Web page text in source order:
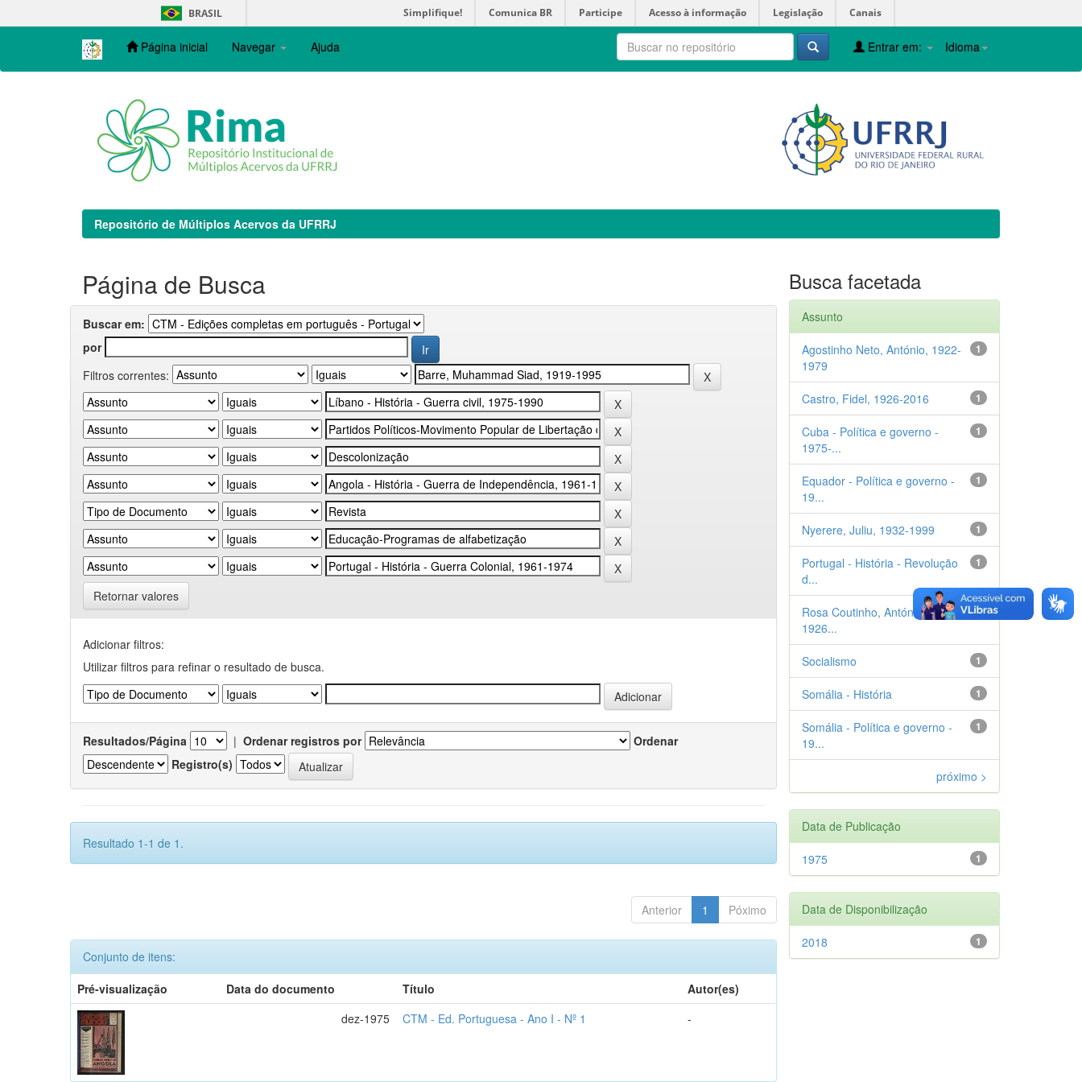
navigation
BRASIL Simplifique! Comunica BR Participe Acesso à informação Legislação Canais
Página inicial Navegar Ajuda Idioma
Entrar em:
Repositório de Múltiplos Acervos da UFRRJ
Página de Busca
Buscar em:
por
Filtros correntes:
Retornar valores
Adicionar filtros:
Utilizar filtros para refinar o resultado de busca.
Resultados/Página | Ordenar registros por
Ordenar
Registro(s)
Resultado 1-1 de 1.
Anterior 1 Póximo
Conjunto de itens:
Pré-visualização
Data do documento Título
Autor(es)
dez-1975
CTM - Ed. Portuguesa - Ano I - Nº 1 -
Busca facetada
Assunto
1
Agostinho Neto, António, 1922-
1979
1
Castro, Fidel, 1926-2016
1
Cuba - Política e governo -
1975-...
1
Equador - Política e governo -
19...
1
Nyerere, Juliu, 1932-1999
1
Portugal - História - Revolução
d...
1
Rosa Coutinho, António Alva,
1926...
1
Socialismo
1
Somália - História
1
Somália - Política e governo -
19...
próximo >
Data de Publicação
1
1975
Data de Disponibilização
1
2018